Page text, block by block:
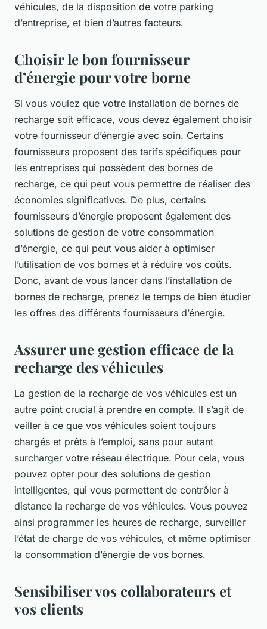
véhicules, de la disposition de votre parking
d’entreprise, et bien d’autres facteurs.
Choisir le bon fournisseur
d’énergie pour votre borne
Si vous voulez que votre installation de bornes de
recharge soit efficace, vous devez également choisir
votre fournisseur d’énergie avec soin. Certains
fournisseurs proposent des tarifs spécifiques pour
les entreprises qui possèdent des bornes de
recharge, ce qui peut vous permettre de réaliser des
économies significatives. De plus, certains
fournisseurs d’énergie proposent également des
solutions de gestion de votre consommation
d’énergie, ce qui peut vous aider à optimiser
l’utilisation de vos bornes et à réduire vos coûts.
Donc, avant de vous lancer dans l’installation de
bornes de recharge, prenez le temps de bien étudier
les offres des différents fournisseurs d’énergie.
Assurer une gestion efficace de la
recharge des véhicules
La gestion de la recharge de vos véhicules est un
autre point crucial à prendre en compte. Il s’agit de
veiller à ce que vos véhicules soient toujours
chargés et prêts à l’emploi, sans pour autant
surcharger votre réseau électrique. Pour cela, vous
pouvez opter pour des solutions de gestion
intelligentes, qui vous permettent de contrôler à
distance la recharge de vos véhicules. Vous pouvez
ainsi programmer les heures de recharge, surveiller
l’état de charge de vos véhicules, et même optimiser
la consommation d’énergie de vos bornes.
Sensibiliser vos collaborateurs et
vos clients